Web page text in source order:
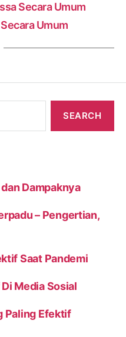
Secara Umum
Umum
Dampaknya
– Pengertian,
Saat Pandemi
Media Sosial
Paling Efektif